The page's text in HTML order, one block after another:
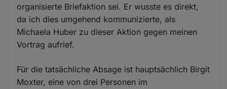
organisierte Briefaktion sei. Er wusste es direkt,
da ich dies umgehend kommunizierte, als
Michaela Huber zu dieser Aktion gegen meinen
Vortrag aufrief.
Für die tatsächliche Absage ist hauptsächlich Birgit
Moxter, eine von drei Personen im